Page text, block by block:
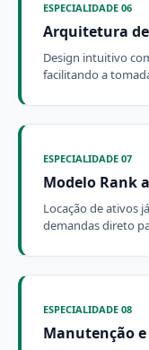
ESPECIALIDADE 06
Arquitetura de
Design intuitivo
facilitando a
ESPECIALIDADE 07
Modelo Rank
Locação de ativos
demandas direto
ESPECIALIDADE 08
Manutenção